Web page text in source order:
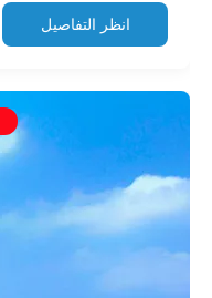
انظر التفاصيل